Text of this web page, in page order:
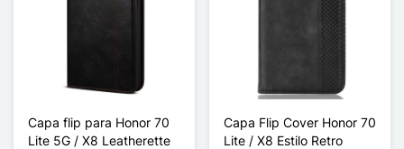
Capa flip para Honor 70
Lite 5G / X8 Leatherette
Capa Flip Cover Honor 70
Lite / X8 Estilo Retro